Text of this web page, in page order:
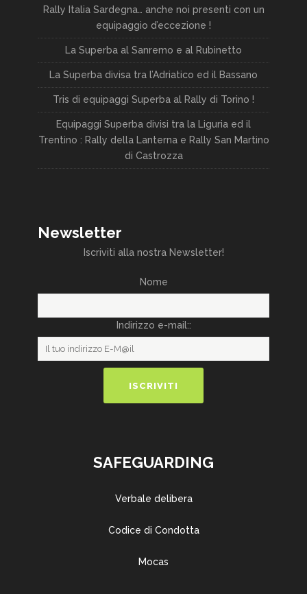
Rally Italia Sardegna… anche noi presenti con un
equipaggio d’eccezione !
La Superba al Sanremo e al Rubinetto
La Superba divisa tra l’Adriatico ed il Bassano
Tris di equipaggi Superba al Rally di Torino !
Equipaggi Superba divisi tra la Liguria ed il
Trentino : Rally della Lanterna e Rally San Martino
di Castrozza
Newsletter
Iscriviti alla nostra Newsletter!
Nome
Indirizzo e-mail::
SAFEGUARDING
Verbale delibera
Codice di Condotta
Mocas